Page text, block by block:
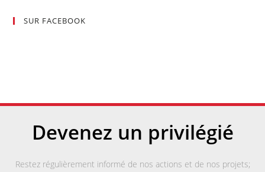
SUR FACEBOOK
Devenez un privilégié
Restez régulièrement informé de nos actions et de nos projets;